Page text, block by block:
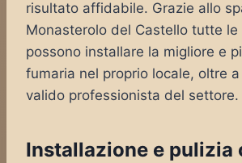
risultato affidabile. Grazie allo
Monasterolo del Castello tutte le
possono installare la migliore e
fumaria nel proprio locale, oltre
valido professionista del settore.
Installazione e pulizia